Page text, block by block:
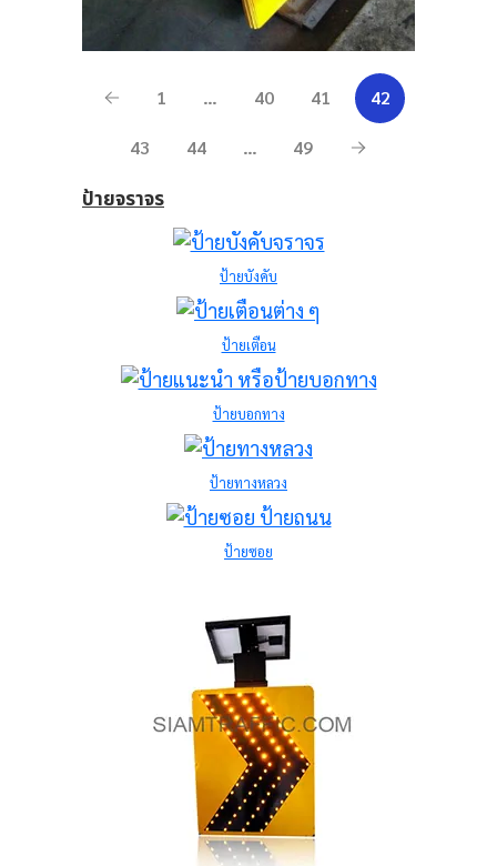
1 … 40 41 42
43 44 … 49
ป้ายจราจร
ป้ายบังคับ
ป้ายเตือน
ป้ายบอกทาง
ป้ายทางหลวง
ป้ายซอย